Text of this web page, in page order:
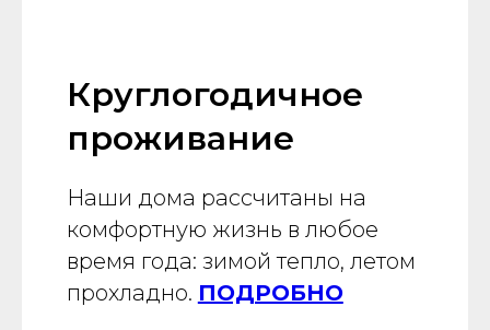
Круглогодичное
проживание
Наши дома рассчитаны на
комфортную жизнь в любое
время года: зимой тепло, летом
прохладно. ПОДРОБНО